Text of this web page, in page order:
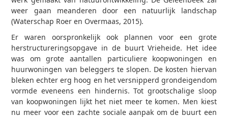
weer gaan meanderen door een natuurlijk landschap
(Waterschap Roer en Overmaas, 2015).
Er waren oorspronkelijk ook plannen voor een grote
herstructureringsopgave in de buurt Vrieheide. Het idee
was om grote aantallen particuliere koopwoningen en
huurwoningen van beleggers te slopen. De kosten hiervan
bleken echter erg hoog en het versnipperd grondeigendom
vormde eveneens een hindernis. Tot grootschalige sloop
van koopwoningen lijkt het niet meer te komen. Men kiest
nu meer voor een zachte sociale aanpak om de buurt een